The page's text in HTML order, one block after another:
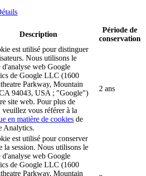
Description
Période de
conservation
est utilisé pour distinguer
Nous utilisons le
d'analyse web Google
de Google LLC (1600
Parkway, Mountain
94043, USA ; "Google")
site web. Pour plus de
veuillez vous référer à la
en matière de cookies de
Analytics.
2 ans
est utilisé pour conserver
la session. Nous utilisons le
d'analyse web Google
de Google LLC (1600
Parkway, Mountain